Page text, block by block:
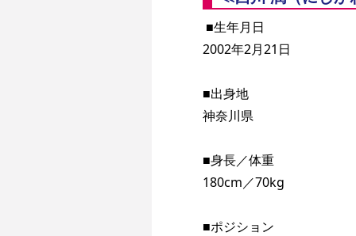
■生年月日
2002年2月21日
■出身地
神奈川県
■身長／体重
180cm／70kg
■ポジション